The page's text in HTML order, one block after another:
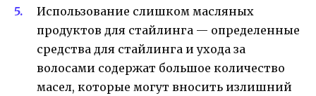
Использование слишком масляных
продуктов для стайлинга — определенные
средства для стайлинга и ухода за
волосами содержат большое количество
масел, которые могут вносить излишний